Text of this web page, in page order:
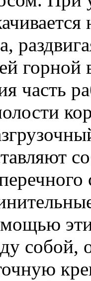
часть
собой,